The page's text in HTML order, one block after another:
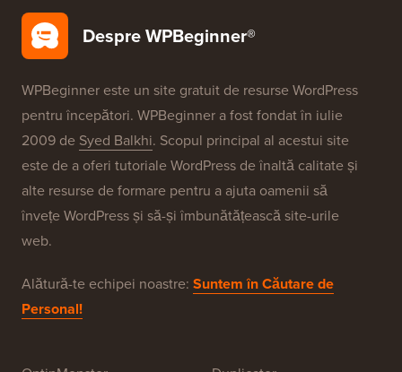
Configurare gratuită blog
Brandurile Noastre
Despre WPBeginner®
WPBeginner este un site gratuit de resurse WordPress
2009 deSyed Balkhi. Scopul principal al acestui site
este de a oferi tutoriale WordPress de înaltă calitate și